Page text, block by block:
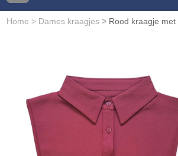
Home > Dames kraagjes > Rood kraagje met